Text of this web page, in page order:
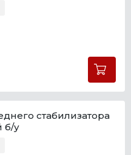
стабилизатора
б/у